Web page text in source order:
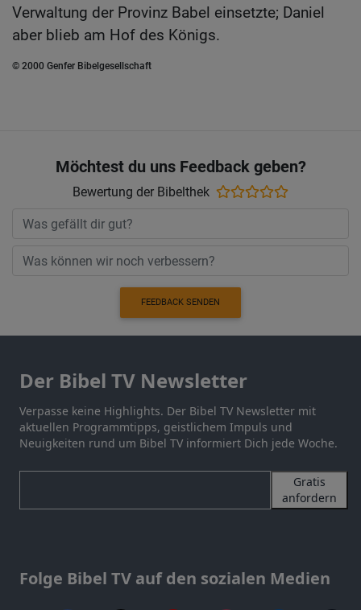
Verwaltung der Provinz Babel einsetzte; Daniel
aber blieb am Hof des Königs.
© 2000 Genfer Bibelgesellschaft
Möchtest du uns Feedback geben?
Bewertung der Bibelthek
FEEDBACK SENDEN
Der Bibel TV Newsletter
Verpasse keine Highlights. Der Bibel TV Newsletter mit
aktuellen Programmtipps, geistlichem Impuls und
Neuigkeiten rund um Bibel TV informiert Dich jede Woche.
Gratis
anfordern
Folge Bibel TV auf den sozialen Medien